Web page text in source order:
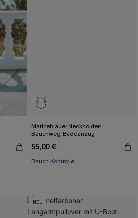
Marineblauer Neckholder-
Bauchweg-Badeanzug
55,00 €
Bauch Kontrolle
NEU